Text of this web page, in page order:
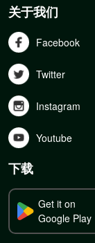
关于我们
Facebook
Twitter
Instagram
Youtube
下载
Get it on
Google Play